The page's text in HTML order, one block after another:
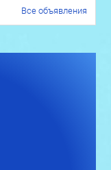
Все объявления